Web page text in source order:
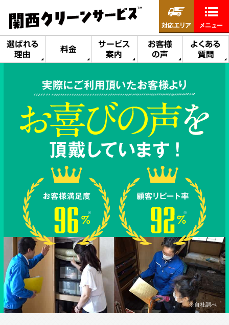
選ばれる
理由
料金
サービス
案内
お客様
の声
よくある
質問
対応エリア メニュー
実際にご利用頂いたお客様より
※自社調べ